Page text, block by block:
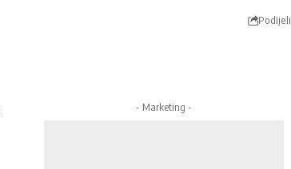
Podijeli
- Marketing -